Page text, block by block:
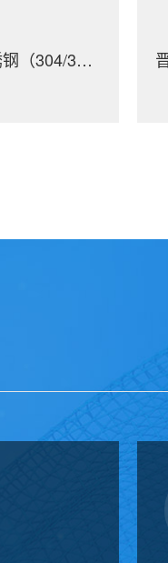
晋州内六角圆头带垫螺栓 不锈钢（304/316）碳钢 合金钢
千
品